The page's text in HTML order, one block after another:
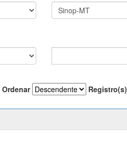
Ordenar Registro(s)